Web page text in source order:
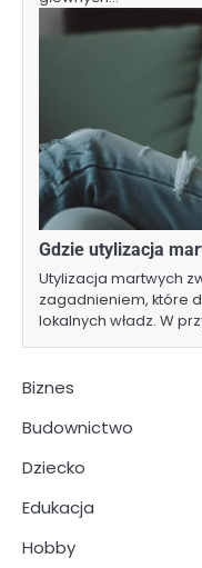
Gdzie utylizacja
Utylizacja martwych
zagadnieniem, które
lokalnych władz. W
Biznes
Budownictwo
Dziecko
Edukacja
Hobby